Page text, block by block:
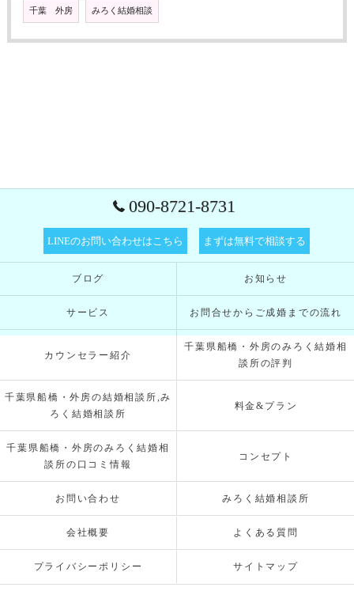
千葉 外房 みろく結婚相談
090-8721-8731
LINEのお問い合わせはこちら まずは無料で相談する
ブログ お知らせ
サービス お問合せからご成婚までの流れ
カウンセラー紹介
千葉県船橋・外房のみろく結婚相
談所の評判
千葉県船橋・外房の結婚相談所,み
ろく結婚相談所
料金&プラン
千葉県船橋・外房のみろく結婚相
談所の口コミ情報
コンセプト
お問い合わせ みろく結婚相談所
会社概要 よくある質問
プライバシーポリシー サイトマップ